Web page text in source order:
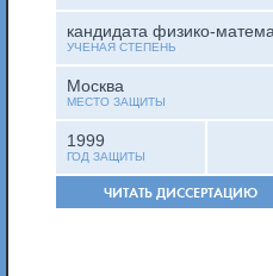
кандидата физико-
УЧЕНАЯ СТЕПЕНЬ
Москва
МЕСТО ЗАЩИТЫ
1999
ГОД ЗАЩИТЫ
ЧИТАТЬ ДИССЕРТАЦИЮ